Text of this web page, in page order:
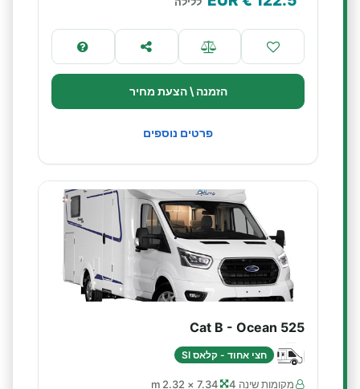
הזמנה \ הצעת מחיר
פרטים נוספים
Cat B - Ocean 525
חצי אחוד - קלאס SI
מקומות שינה 4 7.34 × 2.32 m